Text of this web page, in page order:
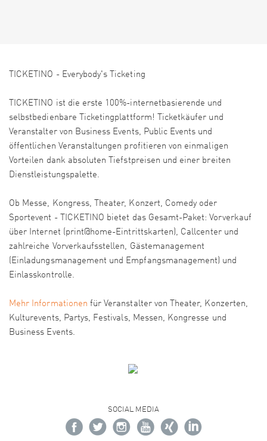
TICKETINO - Everybody's Ticketing
TICKETINO ist die erste 100%-internetbasierende und
selbstbedienbare Ticketingplattform! Ticketkäufer und
Veranstalter von Business Events, Public Events und
öffentlichen Veranstaltungen profitieren von einmaligen
Vorteilen dank absoluten Tiefstpreisen und einer breiten
Dienstleistungspalette.
Ob Messe, Kongress, Theater, Konzert, Comedy oder
Sportevent - TICKETINO bietet das Gesamt-Paket: Vorverkauf
über Internet (print@home-Eintrittskarten), Callcenter und
zahlreiche Vorverkaufsstellen, Gästemanagement
(Einladungsmanagement und Empfangsmanagement) und
Einlasskontrolle.
Mehr Informationen für Veranstalter von Theater, Konzerten,
Kulturevents, Partys, Festivals, Messen, Kongresse und
Business Events.
SOCIAL MEDIA